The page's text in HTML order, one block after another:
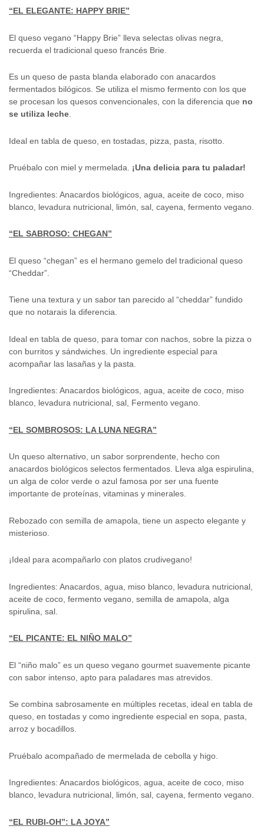
“EL ELEGANTE: HAPPY BRIE”
El queso vegano “Happy Brie” lleva selectas olivas negra,
recuerda el tradicional queso francés Brie.
Es un queso de pasta blanda elaborado con anacardos
fermentados bilógicos. Se utiliza el mismo fermento con los que
se procesan los quesos convencionales, con la diferencia que no
se utiliza leche
Ideal en tabla de queso, en tostadas, pizza, pasta, risotto.
Pruébalo con miel y mermelada. ¡Una delicia para tu paladar!
Ingredientes: Anacardos biológicos, agua, aceite de coco, miso
blanco, levadura nutricional, limón, sal, cayena, fermento vegano.
“EL SABROSO: CHEGAN”
El queso “chegan” es el hermano gemelo del tradicional queso
“Cheddar”.
Tiene una textura y un sabor tan parecido al “cheddar” fundido
que no notarais la diferencia.
Ideal en tabla de queso, para tomar con nachos, sobre la pizza o
con burritos y sándwiches. Un ingrediente especial para
acompañar las lasañas y la pasta.
Ingredientes: Anacardos biológicos, agua, aceite de coco, miso
blanco, levadura nutricional, sal, Fermento vegano.
“EL SOMBROSOS: LA LUNA NEGRA”
Un queso alternativo, un sabor sorprendente, hecho con
anacardos biológicos selectos fermentados. Lleva alga espirulina,
un alga de color verde o azul famosa por ser una fuente
importante de proteínas, vitaminas y minerales.
Rebozado con semilla de amapola, tiene un aspecto elegante y
misterioso.
¡Ideal para acompañarlo con platos crudivegano!
Ingredientes: Anacardos, agua, miso blanco, levadura nutricional,
aceite de coco, fermento vegano, semilla de amapola, alga
spirulina, sal.
“EL PICANTE: EL NIÑO MALO”
El “niño malo” es un queso vegano gourmet suavemente picante
con sabor intenso, apto para paladares mas atrevidos.
Se combina sabrosamente en múltiples recetas, ideal en tabla de
queso, en tostadas y como ingrediente especial en sopa, pasta,
arroz y bocadillos.
Pruébalo acompañado de mermelada de cebolla y higo.
Ingredientes: Anacardos biológicos, agua, aceite de coco, miso
blanco, levadura nutricional, limón, sal, cayena, fermento vegano.
“EL RUBI-OH”: LA JOYA”